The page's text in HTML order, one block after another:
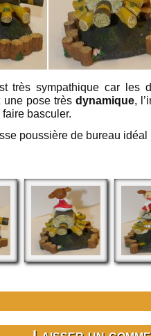
très sympathique car les
une pose trèsdynamique,
basculer.
poussière de bureau